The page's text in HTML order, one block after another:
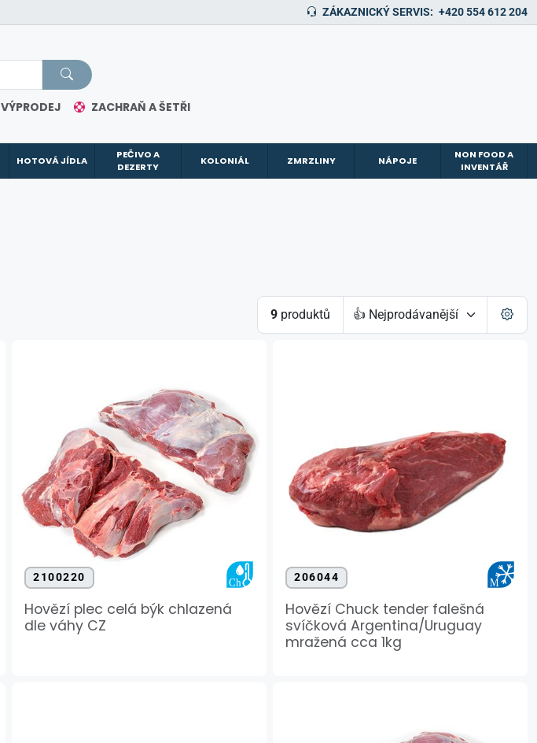
ZÁKAZNICKÝ SERVIS: +420 554 612 204
VÝPRODEJ ZACHRAŇ A ŠETŘI
HOTOVÁ JÍDLA
PEČIVO A
DEZERTY
KOLONIÁL ZMRZLINY NÁPOJE
NON FOOD A
INVENTÁŘ
9 produktů
2100220
Hovězí plec celá býk chlazená
dle váhy CZ
206044
Hovězí Chuck tender falešná
svíčková Argentina/Uruguay
mražená cca 1kg